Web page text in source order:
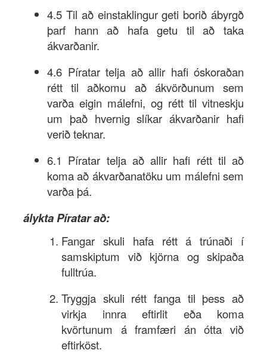
4.5 Til að einstaklingur geti borið ábyrgð
þarf hann að hafa getu til að taka
ákvarðanir.
4.6 Píratar telja að allir hafi óskoraðan
rétt til aðkomu að ákvörðunum sem
varða eigin málefni, og rétt til vitneskju
um það hvernig slíkar ákvarðanir hafi
verið teknar.
6.1 Píratar telja að allir hafi rétt til að
koma að ákvarðanatöku um málefni sem
varða þá.
álykta Píratar að:
Fangar skuli hafa rétt á trúnaði í
samskiptum við kjörna og skipaða
fulltrúa.
Tryggja skuli rétt fanga til þess að
virkja innra eftirlit eða koma
kvörtunum á framfæri án ótta við
eftirköst.